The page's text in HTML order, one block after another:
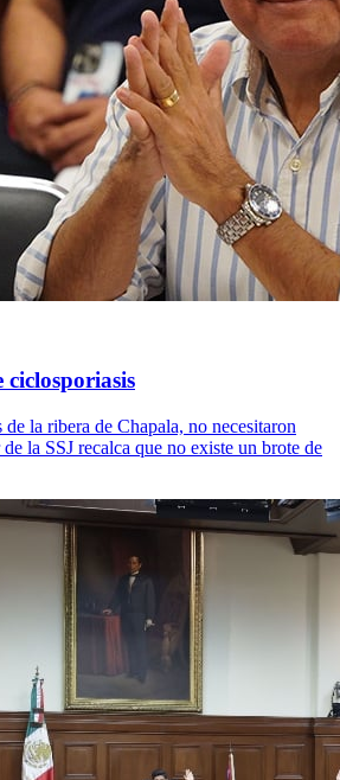
ciclosporiasis
de la ribera de Chapala, no necesitaron
la SSJ recalca que no existe un brote de